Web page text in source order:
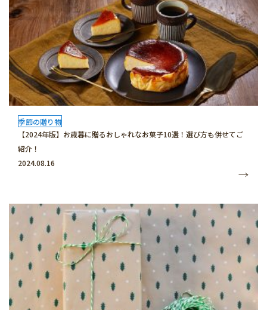
季節の贈り物
【2024年版】お歳暮に贈るおしゃれなお菓子10選！選び方も併せてご
紹介！
2024.08.16